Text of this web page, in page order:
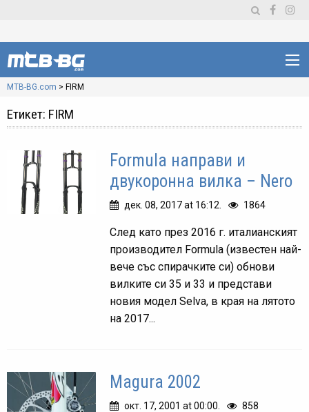
MTB-BG.com > FIRM
Етикет: FIRM
Formula направи и
двукоронна вилка – Nero
дек. 08, 2017 at 16:12. 1864
След като през 2016 г. италианският
производител Formula (известен най-
вече със спирачките си) обнови
вилките си 35 и 33 и представи
новия модел Selva, в края на лятото
на 2017...
Magura 2002
окт. 17, 2001 at 00:00. 858